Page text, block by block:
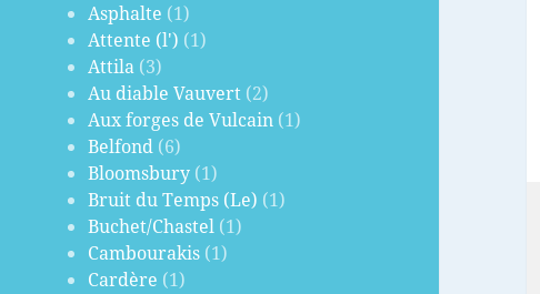
Asphalte (1)
Attente (l') (1)
Attila (3)
Au diable Vauvert (2)
Aux forges de Vulcain (1)
Belfond (6)
Bloomsbury (1)
Bruit du Temps (Le) (1)
Buchet/Chastel (1)
Cambourakis (1)
Cardère (1)